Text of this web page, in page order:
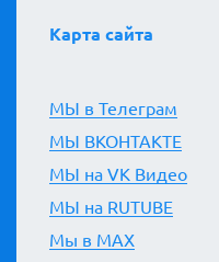
Карта сайта
МЫ в Телеграм
МЫ ВКОНТАКТЕ
МЫ на VK Видео
МЫ на RUTUBE
Мы в MAX